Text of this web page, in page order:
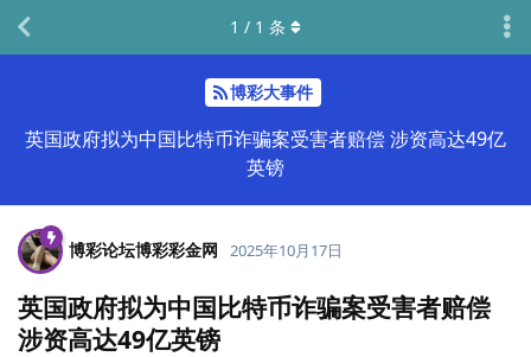
博彩大事件
英国政府拟为中国比特币诈骗案受害者赔偿 涉资高达49亿
英镑
1 / 1 条
博彩论坛博彩彩金网 2025年10月17日
英国政府拟为中国比特币诈骗案受害者赔偿
涉资高达49亿英镑